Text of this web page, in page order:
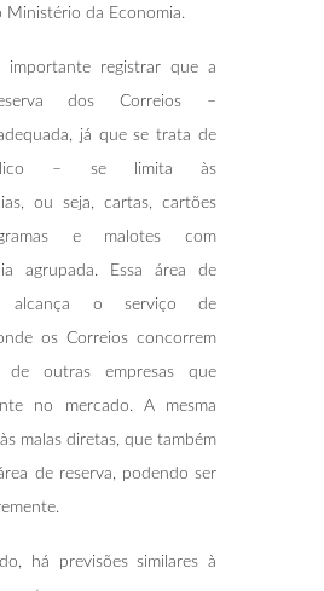
Ministério da Economia.
importante registrar que a
dos Correios –
já que se trata de
– se limita às
ou seja, cartas, cartões
e malotes com
agrupada. Essa área de
alcança o serviço de
os Correios concorrem
de outras empresas que
no mercado. A mesma
malas diretas, que também
de reserva, podendo ser
há previsões similares à